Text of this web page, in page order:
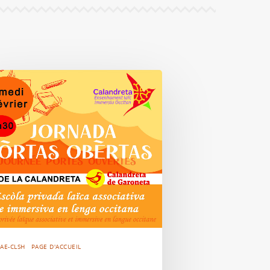
CLSH PAGE D'ACCUEIL